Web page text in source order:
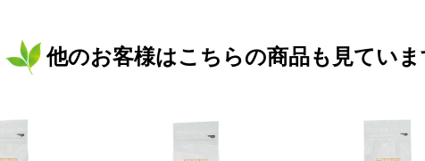
他のお客様はこちらの商品も見てい